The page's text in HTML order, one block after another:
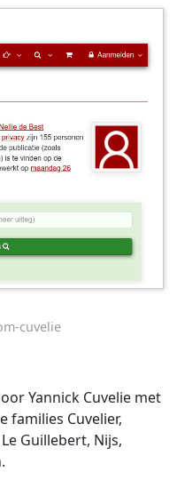
cuvelie
Yannick Cuvelie met
families Cuvelier,
Guillebert, Nijs,